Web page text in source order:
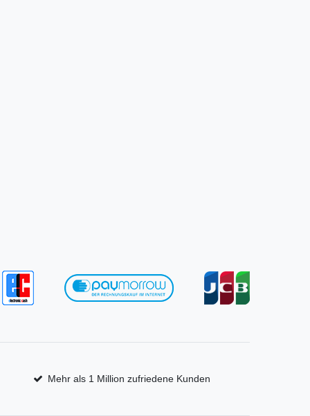
Mehr als 1 Million zufriedene Kunden